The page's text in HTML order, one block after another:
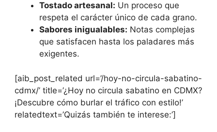
Tostado artesanal: Un proceso que
respeta el carácter único de cada grano.
Sabores inigualables: Notas complejas
que satisfacen hasta los paladares más
exigentes.
[aib_post_related url=’/hoy-no-circula-sabatino-
cdmx/’ title=’¿Hoy no circula sabatino en CDMX?
¡Descubre cómo burlar el tráfico con estilo!’
relatedtext=’Quizás también te interese:’]